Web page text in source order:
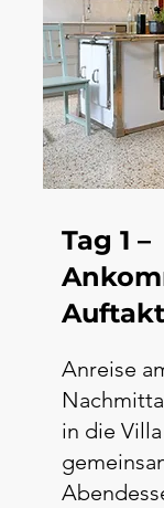
Tag 1 –
Auftakt
Anreise
in die